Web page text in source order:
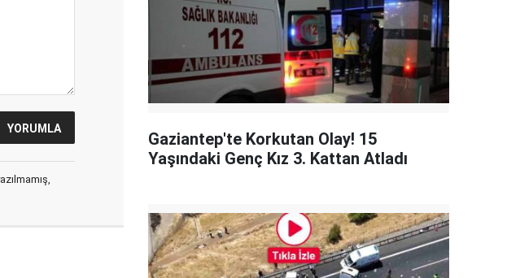
Gaziantep'te Korkutan Olay! 15
Yaşındaki Genç Kız 3. Kattan Atladı